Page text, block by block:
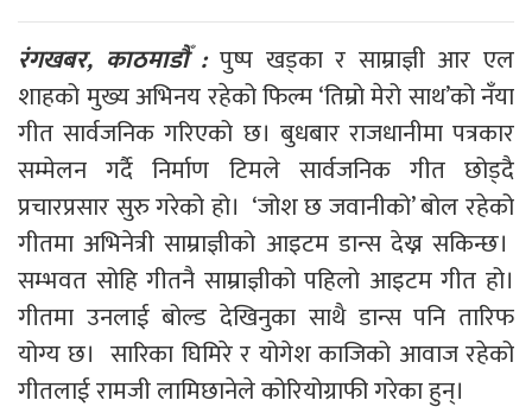
रंगखबर, काठमाडौँ : पुष्प खड्का र साम्राज्ञी आर एल
शाहको मुख्य अभिनय रहेको फिल्म ‘तिम्रो मेरो साथ’को नँया
गीत सार्वजनिक गरिएको छ। बुधबार राजधानीमा पत्रकार
सम्मेलन गर्दै निर्माण टिमले सार्वजनिक गीत छोड्दै
प्रचारप्रसार सुरु गरेको हो। ‘जोश छ जवानीको’ बोल रहेको
गीतमा अभिनेत्री साम्राज्ञीको आइटम डान्स देख्न सकिन्छ।
सम्भवत सोहि गीतनै साम्राज्ञीको पहिलो आइटम गीत हो।
गीतमा उनलाई बोल्ड देखिनुका साथै डान्स पनि तारिफ
योग्य छ। सारिका घिमिरे र योगेश काजिको आवाज रहेको
गीतलाई रामजी लामिछानेले कोरियोग्राफी गरेका हुन्।